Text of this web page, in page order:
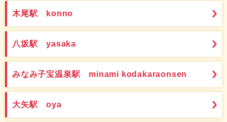
木尾駅 konno
八坂駅 yasaka
みなみ子宝温泉駅 minami kodakaraonsen
大矢駅 oya